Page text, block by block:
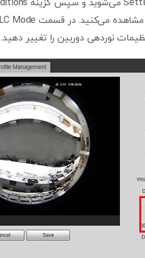
نوردهی دوربین را تغییر دهید.